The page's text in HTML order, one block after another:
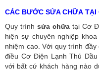
CÁC BƯỚC SỬA CHỮA TẠI
Quy trình sửa chữa tại Cơ
hiện sự chuyên nghiệp
nhiệm cao. Với quy trình
điều Cơ Điện Lạnh Thủ
với bất cứ khách hàng nào